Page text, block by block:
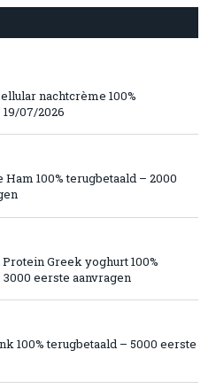
nachtcrème 100%
07/2026
100% terugbetaald – 2000
Greek yoghurt 100%
eerste aanvragen
100% terugbetaald – 5000 eerste